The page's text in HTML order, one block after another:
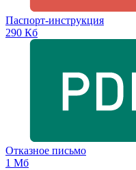
Паспорт-инструкция
290 Кб
Отказное письмо
1 Мб